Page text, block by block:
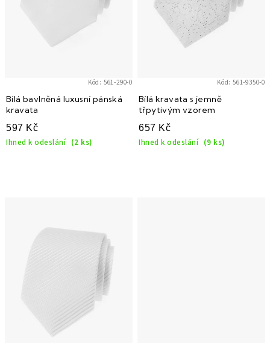
t
ů
Bílá bavlněná luxusní pánská
kravata
597 Kč
Ihned k odeslání (2 ks)
Kód: 561-290-0
Bílá kravata s jemně
třpytivým vzorem
657 Kč
Ihned k odeslání (9 ks)
Kód: 561-9350-0